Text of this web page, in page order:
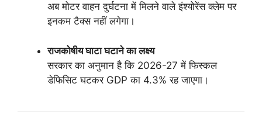
अब मोटर वाहन दुर्घटना में मिलने वाले इंश्योरेंस क्लेम पर
इनकम टैक्स नहीं लगेगा।
राजकोषीय घाटा घटाने का लक्ष्य
सरकार का अनुमान है कि 2026-27 में फिस्कल
डेफिसिट घटकर GDP का 4.3% रह जाएगा।